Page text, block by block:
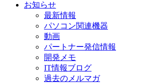
お知らせ
最新情報
パソコン関連機器
動画
パートナー発信情報
開発メモ
IT情報ブログ
過去のメルマガ